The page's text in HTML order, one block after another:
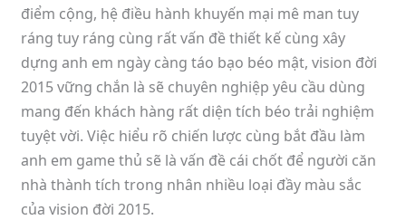
điểm cộng, hệ điều hành khuyến mại mê man tuy
ráng tuy ráng cùng rất vấn đề thiết kế cùng xây
dựng anh em ngày càng táo bạo béo mật, vision đời
2015 vững chắn là sẽ chuyên nghiệp yêu cầu dùng
mang đến khách hàng rất diện tích béo trải nghiệm
tuyệt vời. Việc hiểu rõ chiến lược cùng bắt đầu làm
anh em game thủ sẽ là vấn đề cái chốt để người căn
nhà thành tích trong nhân nhiều loại đầy màu sắc
của vision đời 2015.